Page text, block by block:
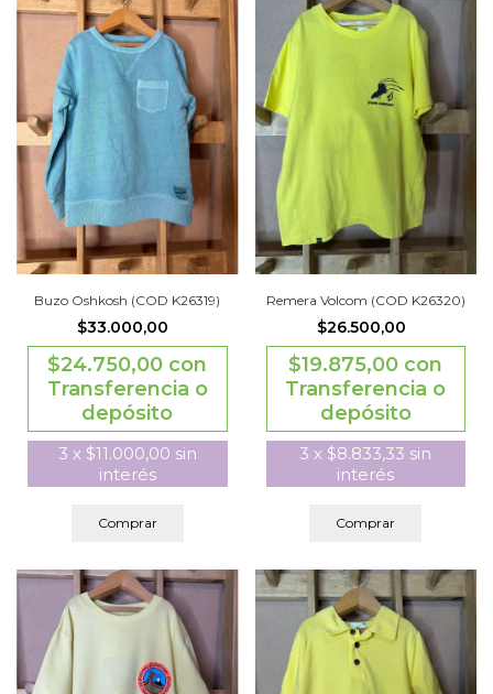
Buzo Oshkosh (COD K26319)
$33.000,00
$24.750,00 con
Transferencia o
depósito
3 x $11.000,00 sin
interés
Comprar
Remera Volcom (COD K26320)
$26.500,00
$19.875,00 con
Transferencia o
depósito
3 x $8.833,33 sin
interés
Comprar